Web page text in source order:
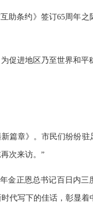
助条约》签订65周年
促进地区乃至世界和平
篇章》。市民们纷纷
次来访。”
金正恩总书记百日内三
写下的佳话，彰显着